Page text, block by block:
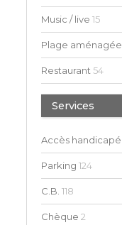
Music / live 15
Plage aménagée
Restaurant 54
Services
Accès handicapé
Parking 124
C.B. 118
Chèque 2